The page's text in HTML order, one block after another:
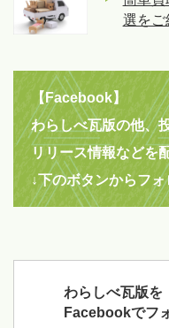
選をご
【Facebook】
わらしべ瓦版の他、
リリース情報などを
↓下のボタンからフ
わらしべ瓦版を
Facebookでフ